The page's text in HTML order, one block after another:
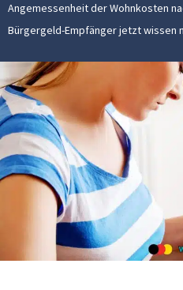
Angemessenheit der Wohnkosten
Bürgergeld-Empfänger jetzt wissen